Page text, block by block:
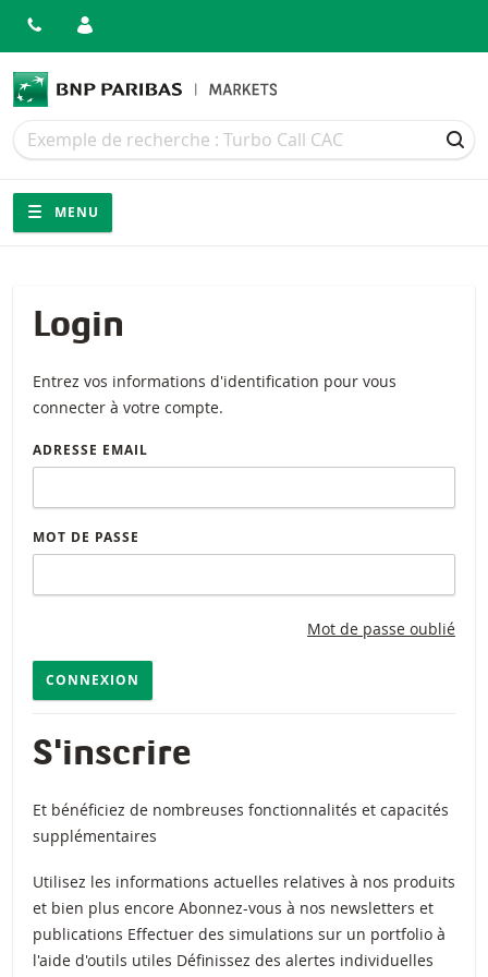
Recherche
Recherche
Navigation
Navigation sur le site
MENU
Login
Entrez vos informations d'identification pour vous
connecter à votre compte.
ADRESSE EMAIL
MOT DE PASSE
Mot de passe oublié
CONNEXION
S'inscrire
Et bénéficiez de nombreuses fonctionnalités et capacités
supplémentaires
Utilisez les informations actuelles relatives à nos produits
et bien plus encore Abonnez-vous à nos newsletters et
publications Effectuer des simulations sur un portfolio à
l'aide d'outils utiles Définissez des alertes individuelles